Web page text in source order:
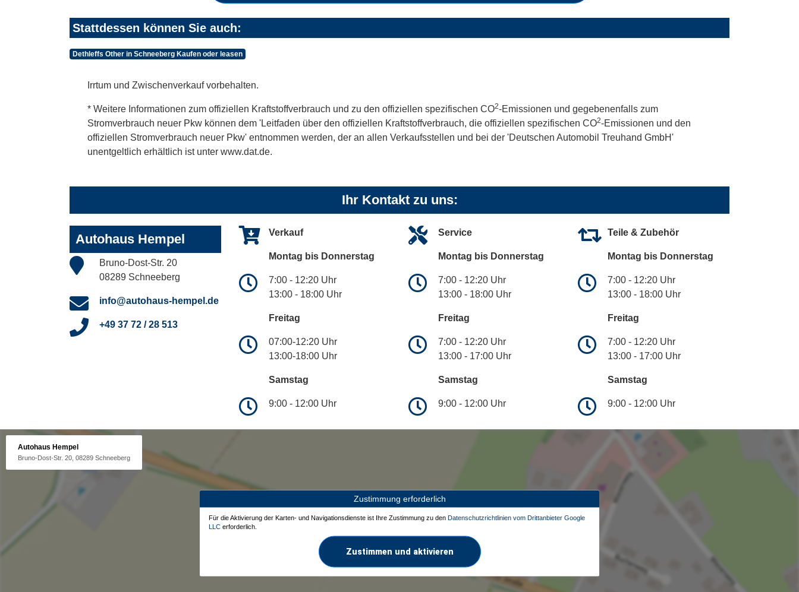
Stattdessen können Sie auch:
Dethleffs Other in Schneeberg Kaufen oder leasen
Irrtum und Zwischenverkauf vorbehalten.
* Weitere Informationen zum offiziellen Kraftstoffverbrauch und zu den offiziellen spezifischen CO2-Emissionen und gegebenenfalls zum
Stromverbrauch neuer Pkw können dem 'Leitfaden über den offiziellen Kraftstoffverbrauch, die offiziellen spezifischen CO2-Emissionen und den
offiziellen Stromverbrauch neuer Pkw' entnommen werden, der an allen Verkaufsstellen und bei der 'Deutschen Automobil Treuhand GmbH'
unentgeltlich erhältlich ist unter www.dat.de.
Ihr Kontakt zu uns:
Autohaus Hempel
Bruno-Dost-Str. 20
08289 Schneeberg
info@autohaus-hempel.de
+49 37 72 / 28 513
Verkauf
Montag bis Donnerstag
7:00 - 12:20 Uhr
13:00 - 18:00 Uhr
Freitag
07:00-12:20 Uhr
13:00-18:00 Uhr
Samstag
9:00 - 12:00 Uhr
Service
Montag bis Donnerstag
7:00 - 12:20 Uhr
13:00 - 18:00 Uhr
Freitag
7:00 - 12:20 Uhr
13:00 - 17:00 Uhr
Samstag
9:00 - 12:00 Uhr
Teile & Zubehör
Montag bis Donnerstag
7:00 - 12:20 Uhr
13:00 - 18:00 Uhr
Freitag
7:00 - 12:20 Uhr
13:00 - 17:00 Uhr
Samstag
9:00 - 12:00 Uhr
Autohaus Hempel
Bruno-Dost-Str. 20, 08289 Schneeberg
Zustimmung erforderlich
Für die Aktivierung der Karten- und Navigationsdienste ist Ihre Zustimmung zu den Datenschutzrichtlinien vom Drittanbieter Google
LLC erforderlich.
Zustimmen und aktivieren